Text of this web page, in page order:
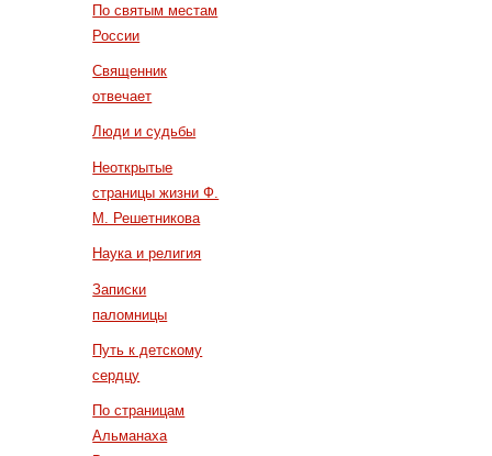
По святым местам
России
Священник
отвечает
Люди и судьбы
Неоткрытые
страницы жизни Ф.
М. Решетникова
Наука и религия
Записки
паломницы
Путь к детскому
сердцу
По страницам
Альманаха